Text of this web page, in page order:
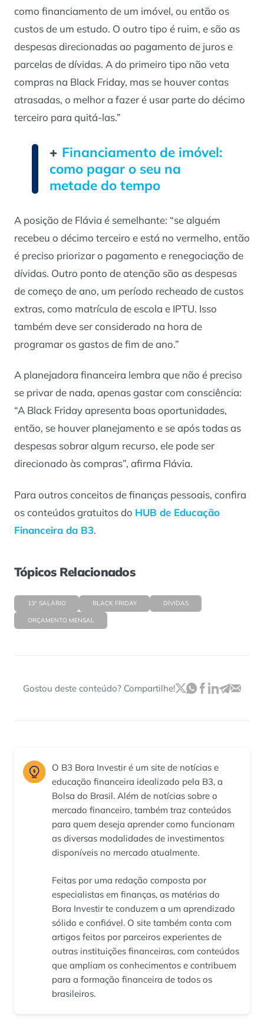
como financiamento de um imóvel, ou então os
custos de um estudo. O outro tipo é ruim, e são as
despesas direcionadas ao pagamento de juros e
parcelas de dívidas. A do primeiro tipo não veta
compras na Black Friday, mas se houver contas
atrasadas, o melhor a fazer é usar parte do décimo
terceiro para quitá-las.”
+ Financiamento de imóvel:
como pagar o seu na
metade do tempo
A posição de Flávia é semelhante: “se alguém
recebeu o décimo terceiro e está no vermelho, então
é preciso priorizar o pagamento e renegociação de
dívidas. Outro ponto de atenção são as despesas
de começo de ano, um período recheado de custos
extras, como matrícula de escola e IPTU. Isso
também deve ser considerado na hora de
programar os gastos de fim de ano.”
A planejadora financeira lembra que não é preciso
se privar de nada, apenas gastar com consciência:
“A Black Friday apresenta boas oportunidades,
então, se houver planejamento e se após todas as
despesas sobrar algum recurso, ele pode ser
direcionado às compras”, afirma Flávia.
Para outros conceitos de finanças pessoais, confira
os conteúdos gratuitos do HUB de Educação
Financeira da B3.
Tópicos Relacionados
13º SALÁRIO BLACK FRIDAY DÍVIDAS
ORÇAMENTO MENSAL
Gostou deste conteúdo? Compartilhe!
O B3 Bora Investir é um site de notícias e
educação financeira idealizado pela B3, a
Bolsa do Brasil. Além de notícias sobre o
mercado financeiro, também traz conteúdos
para quem deseja aprender como funcionam
as diversas modalidades de investimentos
disponíveis no mercado atualmente.
Feitas por uma redação composta por
especialistas em finanças, as matérias do
Bora Investir te conduzem a um aprendizado
sólido e confiável. O site também conta com
artigos feitos por parceiros experientes de
outras instituições financeiras, com conteúdos
que ampliam os conhecimentos e contribuem
para a formação financeira de todos os
brasileiros.